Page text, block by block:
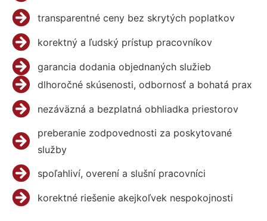
transparentné ceny bez skrytých poplatkov
korektný a ľudský prístup pracovníkov
garancia dodania objednaných služieb
dlhoročné skúsenosti, odbornosť a bohatá prax
nezáväzná a bezplatná obhliadka priestorov
preberanie zodpovednosti za poskytované
služby
spoľahliví, overení a slušní pracovníci
korektné riešenie akejkoľvek nespokojnosti